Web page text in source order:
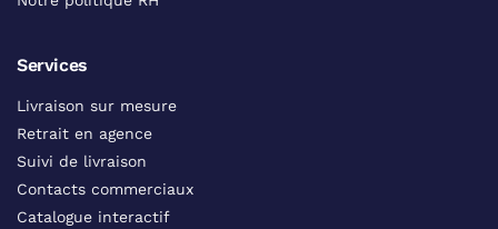
Services
Livraison sur mesure
Retrait en agence
Suivi de livraison
Contacts commerciaux
Catalogue interactif